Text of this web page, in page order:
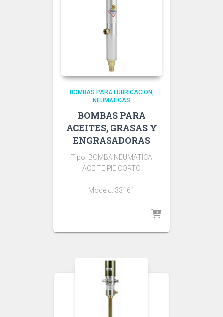
BOMBAS PARA LUBRICACION
NEUMATICAS
BOMBAS PARA
ACEITES, GRASAS Y
ENGRASADORAS
Tipo: BOMBA NEUMATICA
ACEITE PIE CORTO
Modelo: 33161